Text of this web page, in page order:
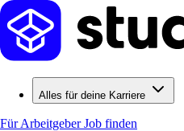
Alles für deine Karriere
Für ArbeitgeberJob finden